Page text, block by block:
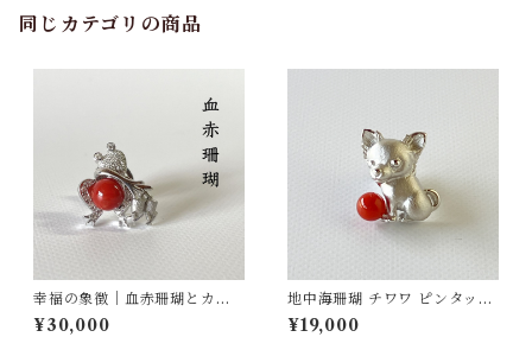
同じカテゴリの商品
幸福の象徴｜血赤珊瑚とカエ
ルのピンタックブローチ SV
¥30,000
地中海珊瑚 チワワ ピンタック
ブローチ SV fb-28
¥19,000